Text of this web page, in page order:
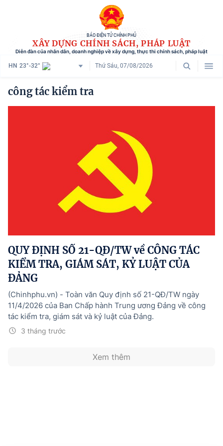
BÁO ĐIỆN TỬ CHÍNH PHỦ
XÂY DỰNG CHÍNH SÁCH, PHÁP LUẬT
Diễn đàn của nhân dân, doanh nghiệp về xây dựng, thực thi chính sách, pháp luật
HN 23°-32° Thứ Sáu, 07/08/2026
Danh mục
Trang chủ
Doanh nghiệp hiến kế
Chính sách và cuộc sống
Phát triển kinh tế tư nhân và doanh nghiệp dân tộc
Ocop và chuỗi giá trị Nông sản
Kinh tế tư nhân
Doanh nghiệp dân tộc
Khác
công tác kiểm tra
QUY ĐỊNH SỐ 21-QĐ/TW về CÔNG TÁC
KIỂM TRA, GIÁM SÁT, KỶ LUẬT CỦA
ĐẢNG
3 tháng trước
(Chinhphu.vn) - Toàn văn Quy định số 21-QĐ/TW ngày
11/4/2026 của Ban Chấp hành Trung ương Đảng về công
tác kiểm tra, giám sát và kỷ luật của Đảng.
Xem thêm